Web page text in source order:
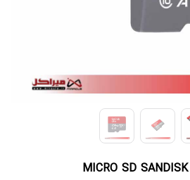
MICRO SD